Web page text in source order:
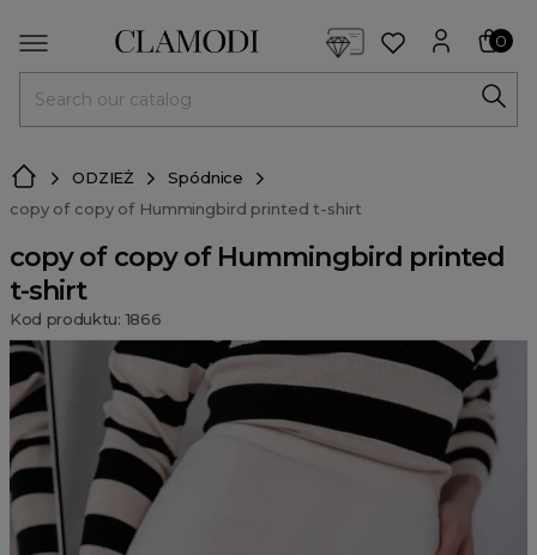
0
ODZIEŻ
Spódnice
copy of copy of Hummingbird printed t-shirt
copy of copy of Hummingbird printed
t-shirt
Kod produktu: 1866